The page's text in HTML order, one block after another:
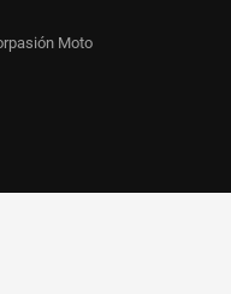
Moto